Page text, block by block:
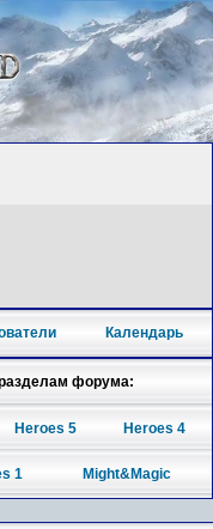
Календарь
форума:
Heroes 5 Heroes 4
1 Might&Magic